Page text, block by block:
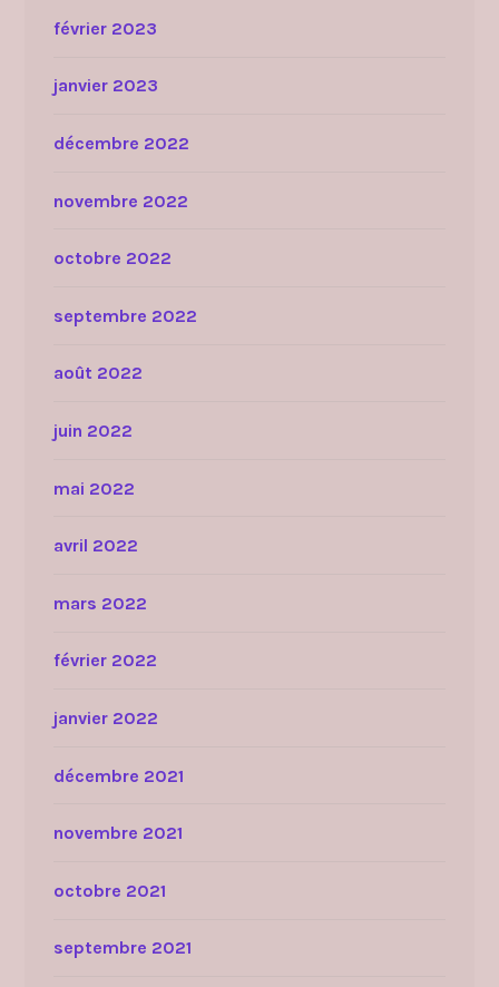
février 2023
janvier 2023
décembre 2022
novembre 2022
octobre 2022
septembre 2022
août 2022
juin 2022
mai 2022
avril 2022
mars 2022
février 2022
janvier 2022
décembre 2021
novembre 2021
octobre 2021
septembre 2021